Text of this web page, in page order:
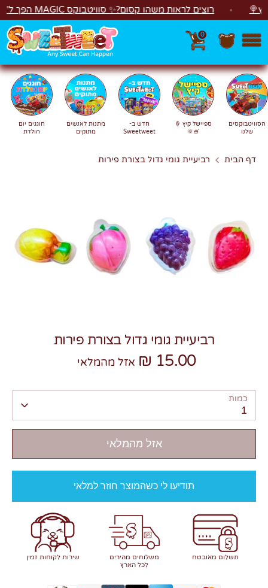
דלג רוצים לראות משהו קסום?✨ סוויטבוקס MAGIC הפך ל"מכונת משחקים"! 🎁🕹️
0
חפשחיפוש
הסוויטבוקסים
שלנו
ספיישל קיץ 🍦
🍧🌞
חדש ב-
Sweetweet
מתנות לאנשים
מתוקים
חוגגים יום
הולדת
דף הבית רביעיית גומי גדול בצורת פירות
רביעיית גומי גדול בצורת פירות
15.00 ₪ אזל מהמלאי
כמות
1
אזל מהמלאי
תודיעו לי כשהמוצר חוזר למלאי
תשלום מאובטח
משלוחים מהירים
לכל הארץ
שירות לקוחות זמין